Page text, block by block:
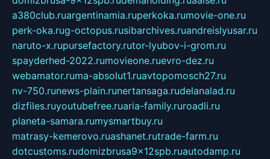
a380club.ruargentinamia.ruperkoka.rumovie-one.ru
perk-oka.rug-octopus.rusibarchives.ruandreislyusar.ru
naruto-x.rupursefactory.rutor-lyubov-i-grom.ru
spayderhed-2022.rumovieone.ruevro-dez.ru
webamator.ruma-absolut1.ruavtopomosch27.ru
nv-750.runews-plain.runertansaga.rudelanalad.ru
dizfiles.ruyoutubefree.ruaria-family.ruroadli.ru
planeta-samara.rumysmartbuy.ru
matrasy-kemerovo.ruashanet.rutrade-farm.ru
dotcustoms.rudomizbrusa9x12spb.ruautodamp.ru